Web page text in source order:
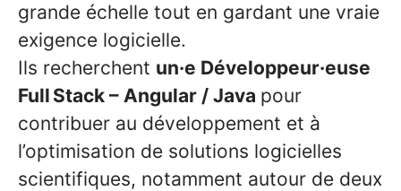
grande échelle tout en gardant une vraie
exigence logicielle.
Ils recherchent un·e Développeur·euse
Full Stack – Angular / Java pour
contribuer au développement et à
l’optimisation de solutions logicielles
scientifiques, notamment autour de deux